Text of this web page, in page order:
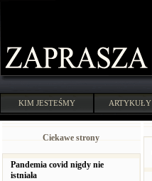
KIM JESTEŚMY ARTYKUŁY
Ciekawe strony
Pandemia covid nigdy nie
istniała